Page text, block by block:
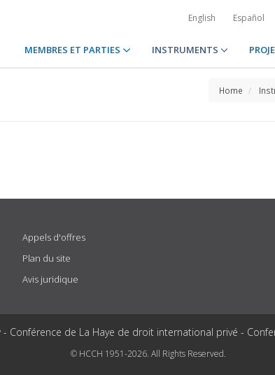
English Español
MEMBRES ET PARTIES INSTRUMENTS
Home
Appels d'offres
Plan du site
Avis juridique
Conférence de La Haye de droit international privé -
© HCCH 1951-2026. All Rights Reserved.